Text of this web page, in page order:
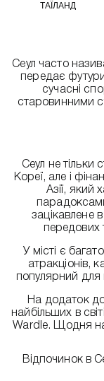
ТАЇЛАНД
Сеул часто
передає
сучасні
старовинними
Сеул не тільки
Кореї, але і
Азії, який
зацікавлене
передових
У місті є
атракціонів,
популярний для
На додаток
найбільших в
Wardle. Щодня на
Відпочинок в